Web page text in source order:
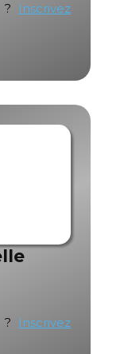
Inscrivez
Inscrivez